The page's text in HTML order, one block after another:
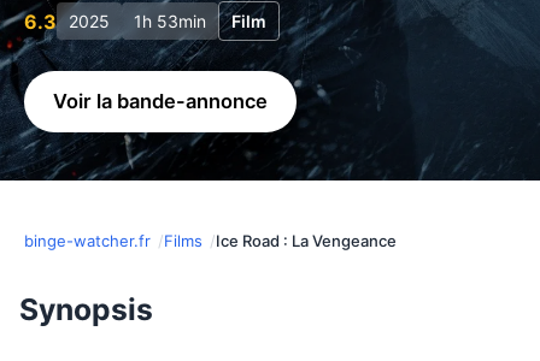
6.3 2025 1h 53min Film
Voir la bande-annonce
binge-watcher.fr Films Ice Road : La Vengeance
Synopsis